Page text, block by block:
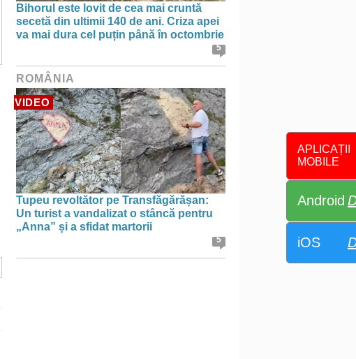
APLICAȚII
MOBILE
Android
iOS
Bihorul este lovit de cea mai cruntă
secetă din ultimii 140 de ani. Criza apei
va mai dura cel puțin până în octombrie
5
ROMÂNIA
VIDEO
Tupeu revoltător pe Transfăgărășan:
Un turist a vandalizat o stâncă pentru
„Anna” și a sfidat martorii
5